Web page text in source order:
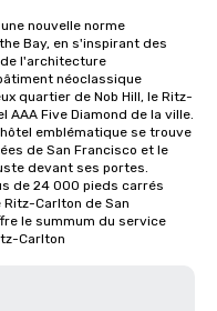
nouvelle norme
Bay, en s'inspirant des
l'architecture
néoclassique
quartier de Nob Hill, le Ritz-
AAA Five Diamond de la ville.
emblématique se trouve
de San Francisco et le
devant ses portes.
de 24 000 pieds carrés
Carlton de San
le summum du service
Carlton